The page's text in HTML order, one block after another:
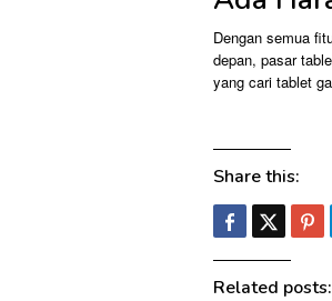
Dengan semua
depan, pasar
yang cari tablet
Share this:
Related posts: